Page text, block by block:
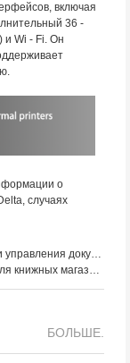
включая
36 -
и Wi - Fi. Он
о
случаях
документами
и библиотек
БОЛЬШЕ.